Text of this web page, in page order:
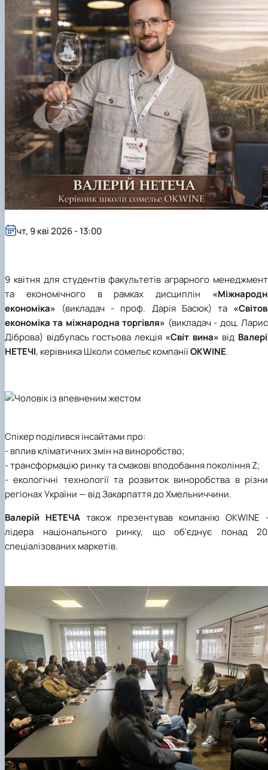
9 квітня для студентів факультетів аграрного
та економічного в рамках дисциплін
економіка» (викладач - проф. Дарія Басюк) та
економіка та міжнародна торгівля» (викладач - доц.
Діброва) відбулась гостьова лекція «Світ вина» від
НЕТЕЧІ, керівника Школи сомельє компаніїOKWINE.
Спікер поділився інсайтами про:
- вплив кліматичних змін на виноробство;
- трансформацію ринку та смакові вподобання покоління Z;
- екологічні технології та розвиток виноробства в
регіонах України — від Закарпаття до Хмельниччини.
Валерій НЕТЕЧА також презентував компанію OKWINE
лідера національного ринку, що об'єднує понад
спеціалізованих маркетів.
чт, 9 кві 2026 - 13:00